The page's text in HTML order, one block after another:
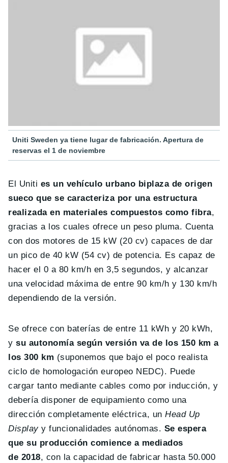
Uniti Sweden ya tiene lugar de fabricación. Apertura de
reservas el 1 de noviembre
El Uniti es un vehículo urbano biplaza de origen
sueco que se caracteriza por una estructura
realizada en materiales compuestos como fibra,
gracias a los cuales ofrece un peso pluma. Cuenta
con dos motores de 15 kW (20 cv) capaces de dar
un pico de 40 kW (54 cv) de potencia. Es capaz de
hacer el 0 a 80 km/h en 3,5 segundos, y alcanzar
una velocidad máxima de entre 90 km/h y 130 km/h
dependiendo de la versión.
Se ofrece con baterías de entre 11 kWh y 20 kWh,
ysu autonomía según versión va de los 150 km a
los 300 km (suponemos que bajo el poco realista
ciclo de homologación europeo NEDC). Puede
cargar tanto mediante cables como por inducción, y
debería disponer de equipamiento como una
dirección completamente eléctrica, unHead Up
Displayy funcionalidades autónomas. Se espera
que su producción comience a mediados
de 2018, con la capacidad de fabricar hasta 50.000